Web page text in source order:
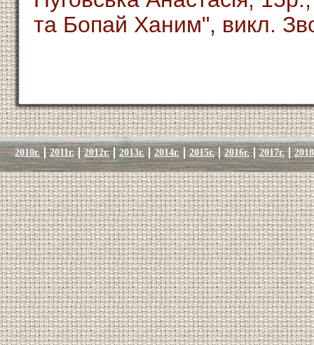
та Бопай Ханим", викл.
2010г. 2011г. 2012г. 2013г. 2014г. 2015г. 2016г. 2017г.